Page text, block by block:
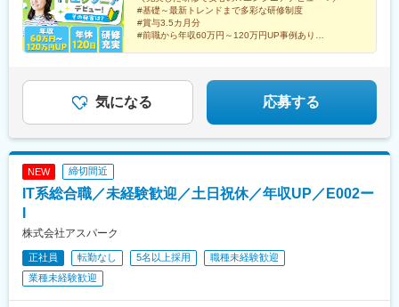
県)、東広島駅、山西駅、本町六丁目駅、金川駅、東野駅(京都
府)、東山・おかでんミュージアム駅、衣山駅、山麓駅(皿倉山)、
堺筋本町駅、鷹野橋駅、堺駅、比治山下駅、広域公園前駅、横川
一丁目駅、錦糸町駅、検見川浜駅、本町駅、津守駅、中野東駅、
六本木駅、伊予大洲駅、福駅、芦原橋駅、桃山駅、野田阪神駅、
東比恵駅、渡辺橋駅、淀屋橋駅、鶴崎駅、西小倉駅、二島駅、今
県)、丸の内駅(愛知県)、戸部駅、鶴見小野駅、三ツ沢下町駅、山
手駅、井土ケ谷駅、上永谷駅、和田町駅、鶴ケ峰駅、戸塚駅、赤
羽駅、峰駅、陸前落合駅、センター南駅、北四番丁駅、稲永駅、
み野駅、小俣駅(栃木県)、新前橋駅、群馬藤岡駅、本庄駅、垂井
駅、松江駅、伊賀屋駅、弥生が丘駅、宮崎駅、南鹿児島駅、さっ
ぽろ駅、青葉通一番町駅、千葉駅、虎ノ門駅、神奈川駅、市役所
#基礎～最新トレンドまで多彩な研修制度
#賞与3.5カ月分
#前職から年収60万円～120万円UP事例あり
気になる 応募する
NEW 締切間近
IT系総合職／未経験歓迎／土日祝休／年収UP／E002ー
株式会社アスパーク
正社員 転勤なし 5名以上採用
職種未経験歓迎
業種未経験歓迎